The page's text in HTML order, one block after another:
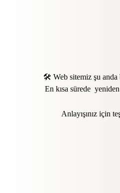
🛠️ Web sitemiz şu anda
En kısa sürede yeniden
Anlayışınız için